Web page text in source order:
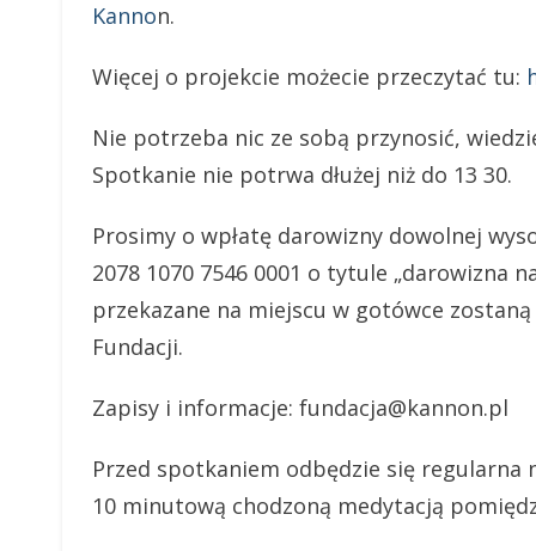
Kannon.
Więcej o projekcie możecie przeczytać tu:
Nie potrzeba nic ze sobą przynosić,
Spotkanie nie potrwa dłużej niż do 13 30.
Prosimy o wpłatę darowizny dowolnej
2078 1070 7546 0001 o tytule „darowizna
przekazane na miejscu w gotówce
Fundacji.
Zapisy i informacje: fundacja@kannon.pl
Przed spotkaniem odbędzie się
10 minutową chodzoną medytacją